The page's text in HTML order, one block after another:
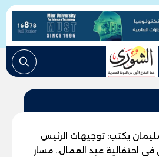
يكتب: توجيهات الرئيس
في احتفالية عيد العمال.. مسار